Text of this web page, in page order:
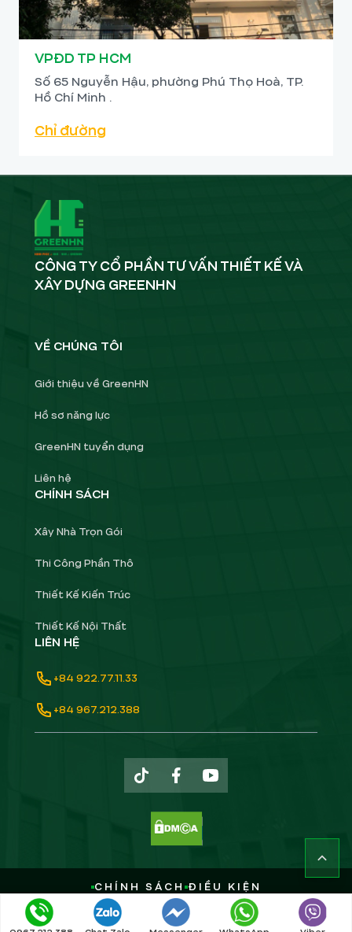
VPĐD TP HCM
Số 65 Nguyễn Hậu, phường Phú Thọ Hoà, TP.
Hồ Chí Minh .
Chỉ đường
CÔNG TY CỔ PHẦN TƯ VẤN THIẾT KẾ VÀ
XÂY DỰNG GREENHN
VỀ CHÚNG TÔI
Giới thiệu về GreenHN
Hồ sơ năng lực
GreenHN tuyển dụng
Liên hệ
CHÍNH SÁCH
Xây Nhà Trọn Gói
Thi Công Phần Thô
Thiết Kế Kiến Trúc
Thiết Kế Nội Thất
LIÊN HỆ
+84 922.77.11.33
+84 967.212.388
CHÍNH SÁCH ĐIỀU KIỆN
Copyright ©2026 GREENHN